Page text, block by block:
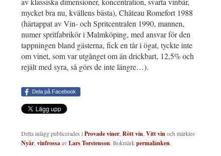
mycket bra nu, kvällens bästa), Château Romefort 1988
(härtappat av Vin- och Spritcentralen 1990, mannen,
numer spritfabrikör i Malmköping, med ansvar för den
tappningen bland gästerna, fick en tår i ögat, tyckte inte
om vinet, som var utgånget om än drickbart, 12,5% och
rejält med syra, så görs de inte längre…).
Dela på Facebook
Detta inlägg publicerades i Provade viner Rött vin Vitt vinoch märktes
Nyår vinfrossaavLars Torstenson. Bokmärkpermalänken.